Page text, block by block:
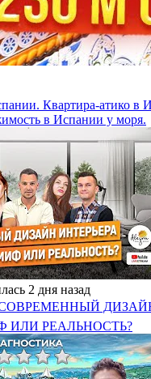
Квартира-атико в
в Испании у моря.
2 дня назад
РЕАЛЬНОСТЬ?